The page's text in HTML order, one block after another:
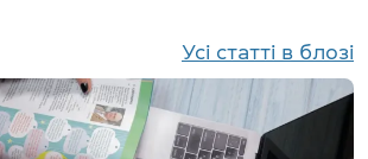
Усі статті в блозі